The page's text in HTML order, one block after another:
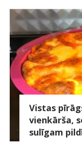
Vistas
vienkārša,
sulīgam